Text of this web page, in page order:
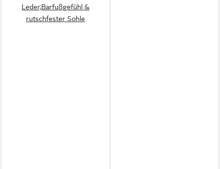
Leder,Barfußgefühl &
rutschfester Sohle